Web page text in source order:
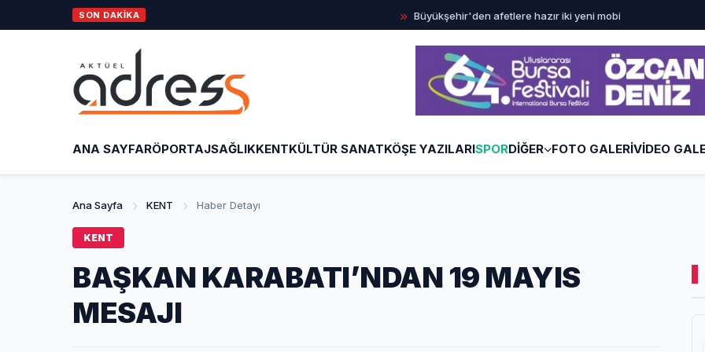
SON DAKİKA Büyükşehir'den afetlere hazır iki yeni mobil araç İlklerin
ANA SAYFARÖPORTAJSAĞLIKKENTKÜLTÜR SANATKÖŞE YAZILARISPORDİĞER FOTO GALERİVİDEO
Ana Sayfa KENT Haber Detayı
KENT
BAŞKAN KARABATI’NDAN 19 MAYIS
MESAJI